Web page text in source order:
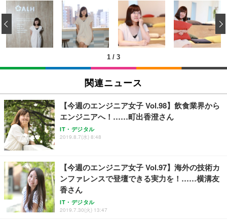
[EdoErgo] オフィスチェア 椅子 テレワーク 疲れな
い 跳ね上げ式アームレスト コンパクト 約105度ロッ
キング pc 事務椅子 360度回転 座面昇降 強化ナイロ
ン樹脂ベース 通気性メッシュ 在宅ワーク H-WY01
(黒網+黒枠+黒足)
￥5,699
SIHOO B100 オフィスチェア／デスクチェア メッシ
ュチェア 人間工学 疲れない ブラック
￥27,999
Sezlife オフィスチェア デスクチェア 疲れない テレ
ワーク チェア 強化バックレスト 30度ロッキング機
能 人間工学 椅子 腰サポート 90度跳ね上げ式アーム
務用 おしゃれ パソコンチェア (ブラック)
Sezlife オフィスチェア デスクチェア 疲れない テレ
ワーク チェア 強化バックレスト 30度ロッキング機
能 人間工学 椅子 腰サポート 90度跳ね上げ式アーム
レスト 3Dヘッドレスト ハンガー付き 高反発クッシ
EIZO ビジネス向けプレミアムモニター | FlexScan
EV3240X-WT | 31.5型4K UHD・USB Type-C・ホワ
イト
￥105,595
EIZO ビジネス向けプレミアムモニター | FlexScan
￥109,572
【純正品】27"ゲーミングモニター DualSense 充電
フック付き（CFI-ZDM1J）
【整備済み品】Dell E2724HS 27インチ 液晶モニタ
ー フルHD（1920×1080）VA 非光沢 HDMI/DisplayP
ort/VGA スピーカー内蔵 高さ調整 スイベル VESA対
応 ComfortView ビジネス向け
￥15,800
Amazonベーシック ペットシーツ 薄型 レギュラー 1
回使い捨て 無香料 ホワイト 300枚
￥3,373
Amazonベーシック ペットシーツ 厚型 ワイド 42枚
x2袋(84枚) ホワイト(吸収面:ライトブルー)
￥3,234
ネオ・ルーライフ ネオ・オムツ L 中型犬用 26枚入
り 単品
Smart Basic(スマートベーシック) 【Amazon.co.jp
限定】 Smart Basic アイリスオーヤマ ペットシーツ
超厚型 お徳用 ワイド 100枚入 (x 1) (ケース販売)
1 / 3
‹
関連ニュース
【今週のエンジニア女子 Vol.98】飲食業界から
エンジニアへ！……町出香澄さん
IT・デジタル
2019.8.7(水) 8:48
【今週のエンジニア女子 Vol.97】海外の技術カ
ンファレンスで登壇できる実力を！……横溝友
香さん
IT・デジタル
2019.7.30(火) 13:47